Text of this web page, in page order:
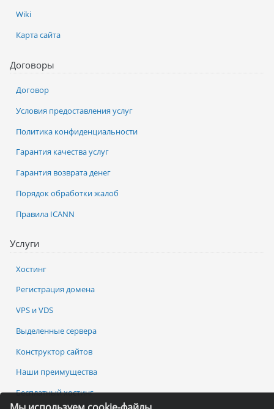
Услуги
Хостинг
Регистрация домена
VPS и VDS
Выделенные сервера
Конструктор сайтов
Наши преимущества
Бесплатный хостинг
Wiki
Карта сайта
Договоры
Договор
Условия предоставления услуг
Политика конфиденциальности
Гарантия качества услуг
Гарантия возврата денег
Порядок обработки жалоб
Правила ICANN